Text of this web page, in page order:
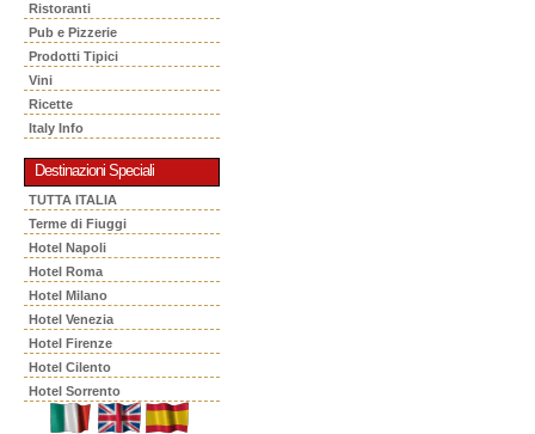
Ristoranti
Pub e Pizzerie
Prodotti Tipici
Vini
Ricette
Italy Info
Destinazioni Speciali
TUTTA ITALIA
Terme di Fiuggi
Hotel Napoli
Hotel Roma
Hotel Milano
Hotel Venezia
Hotel Firenze
Hotel Cilento
Hotel Sorrento